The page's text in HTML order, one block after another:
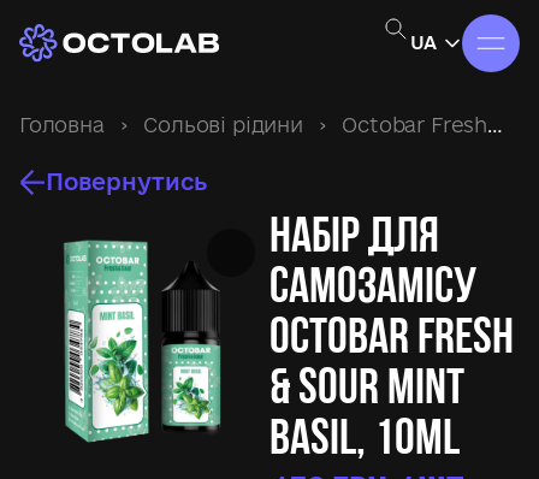
UA
Головна › Сольові рідини › Octobar Fresh&Sour
Повернутись
Набір для
самозамісу
Octobar Fresh
& Sour Mint
Basil, 10ml